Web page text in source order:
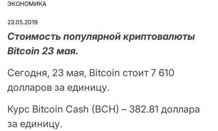
ОПУБЛІКУВАТИ
ЭКОНОМИКА
23.05.2019
Стоимость популярной криптовалюты
Bitcoin 23 мая.
Сегодня, 23 мая, Bitcoin стоит 7 610
долларов за единицу.
Курс Bitcoin Cash (BCH) – 382.81 доллара
за единицу.